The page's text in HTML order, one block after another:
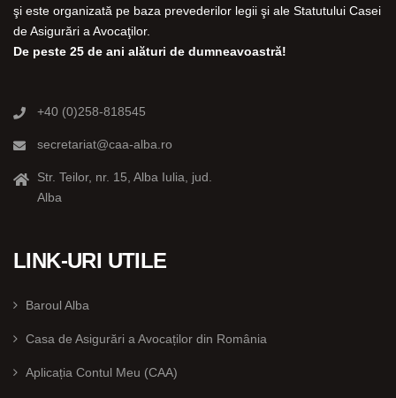
şi este organizată pe baza prevederilor legii şi ale Statutului Casei
de Asigurări a Avocaţilor.
De peste 25 de ani alături de dumneavoastră!
+40 (0)258-818545
secretariat@caa-alba.ro
Str. Teilor, nr. 15, Alba Iulia, jud.
Alba
LINK-URI UTILE
Baroul Alba
Casa de Asigurări a Avocaților din România
Aplicația Contul Meu (CAA)